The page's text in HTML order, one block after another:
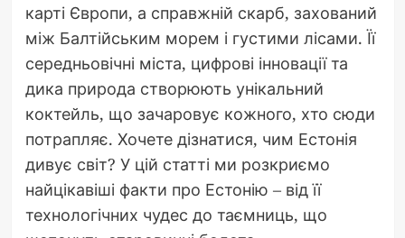
карті Європи, а справжній скарб, захований
між Балтійським морем і густими лісами. Її
середньовічні міста, цифрові інновації та
дика природа створюють унікальний
коктейль, що зачаровує кожного, хто сюди
потрапляє. Хочете дізнатися, чим Естонія
дивує світ? У цій статті ми розкриємо
найцікавіші факти про Естонію – від її
технологічних чудес до таємниць, що